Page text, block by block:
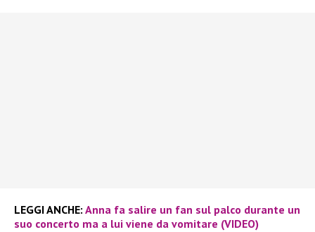
LEGGI ANCHE: Anna fa salire un fan sul palco durante un
suo concerto ma a lui viene da vomitare (VIDEO)